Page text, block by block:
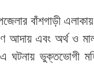
বাঁশগাড়ী
আদায় এবং অর্থ ও
ভুক্তভোগী